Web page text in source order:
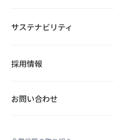
サステナビリティ
採用情報
お問い合わせ